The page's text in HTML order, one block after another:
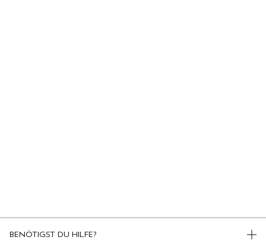
BENÖTIGST DU HILFE?